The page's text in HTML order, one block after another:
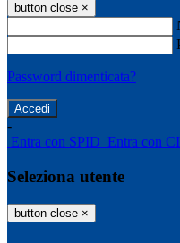
button close ×
Password dimenticata?
-
Entra con SPID Entra con
Seleziona utente
button close ×